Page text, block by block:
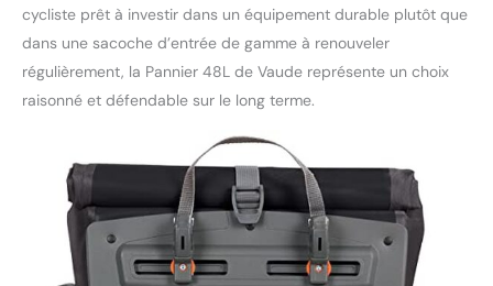
cycliste prêt à investir dans un équipement durable plutôt que
dans une sacoche d’entrée de gamme à renouveler
régulièrement, la Pannier 48L de Vaude représente un choix
raisonné et défendable sur le long terme.